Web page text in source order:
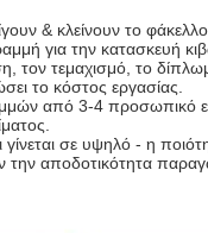
& κλείνουν το
για την κατασκευή
τεμαχισμό, το
το κόστος εργασίας.
από 3-4 προσωπικό
γίνεται σε υψηλό - η
την αποδοτικότητα